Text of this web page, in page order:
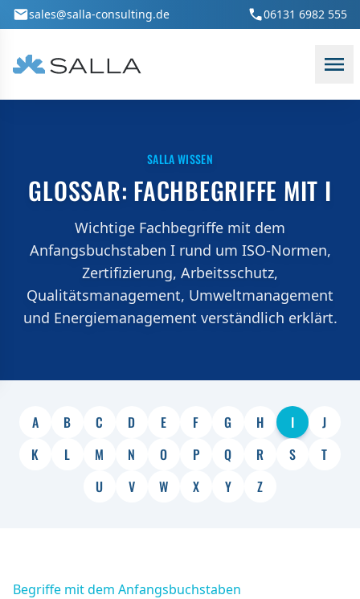
Zum Hauptinhalt springen
sales@salla-consulting.de 06131 6982 555
SALLA WISSEN
GLOSSAR: FACHBEGRIFFE MIT I
Wichtige Fachbegriffe mit dem
Anfangsbuchstaben I rund um ISO-Normen,
Zertifizierung, Arbeitsschutz,
Qualitätsmanagement, Umweltmanagement
und Energiemanagement verständlich erklärt.
A B C D E F G H I
J
K
L M N O P Q R S
T
U
V W X Y Z
Begriffe mit dem Anfangsbuchstaben